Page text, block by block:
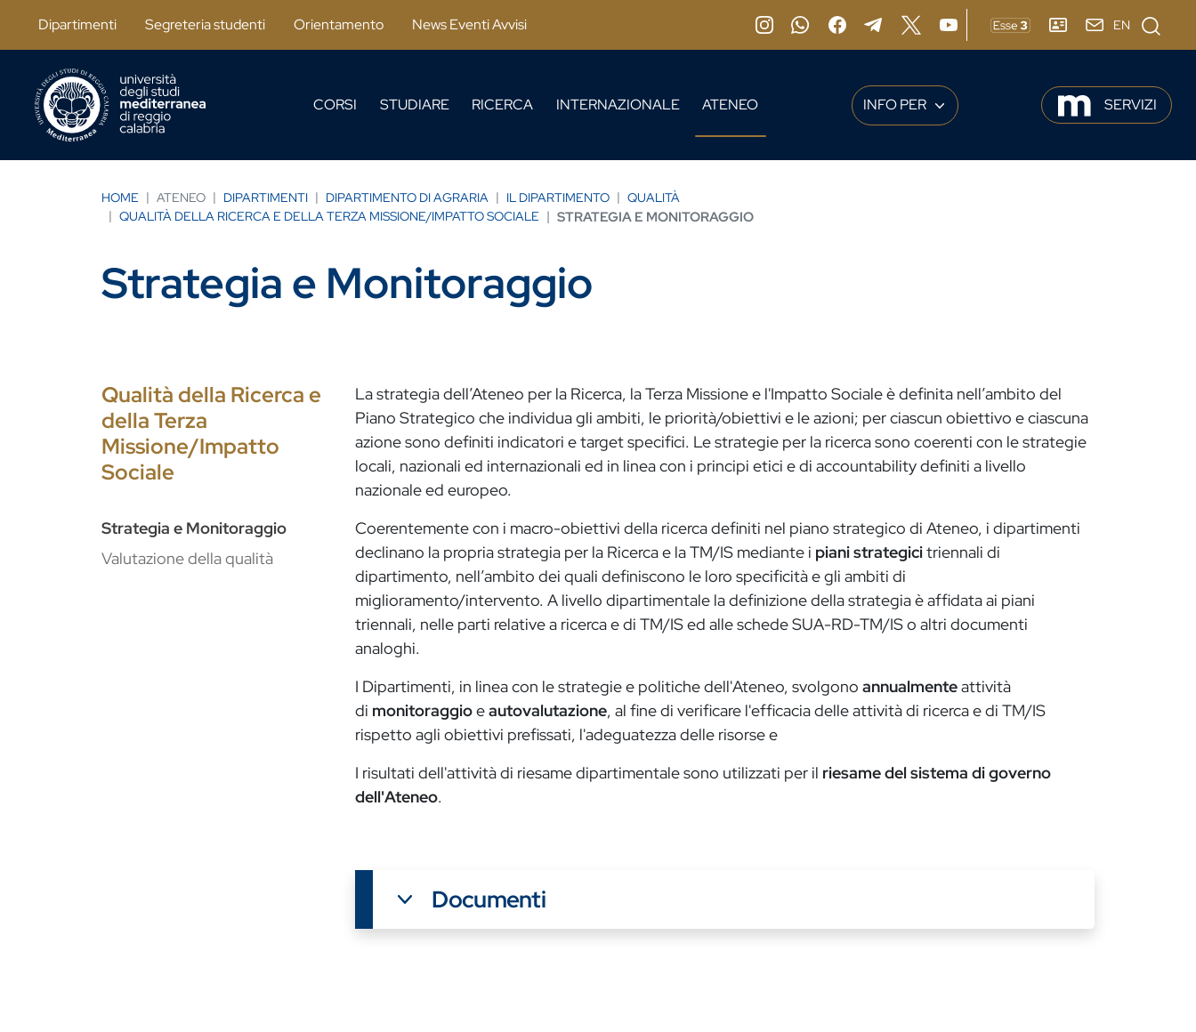
Dipartimenti Segreteria studenti Orientamento News Eventi Avvisi
InstagramWhatsappFacebookTelegram
X YouTubeESSE3 RUBRICA
webmail
EN Cerca
CORSI STUDIARE RICERCA INTERNAZIONALE ATENEO INFO PER SERVIZI
HOME ATENEO DIPARTIMENTI DIPARTIMENTO DI AGRARIA IL DIPARTIMENTO
QUALITÀ
QUALITÀ DELLA RICERCA E DELLA TERZA MISSIONE/IMPATTO SOCIALE
STRATEGIA E MONITORAGGIO
Strategia e Monitoraggio
Qualità della Ricerca e
della Terza
Missione/Impatto
Sociale
Strategia e Monitoraggio
Valutazione della qualità
La strategia dell’Ateneo per la Ricerca, la Terza Missione e l'Impatto Sociale è definita nell’ambito del
Piano Strategico che individua gli ambiti, le priorità/obiettivi e le azioni; per ciascun obiettivo e ciascuna
azione sono definiti indicatori e target specifici. Le strategie per la ricerca sono coerenti con le strategie
locali, nazionali ed internazionali ed in linea con i principi etici e di accountability definiti a livello
nazionale ed europeo.
Coerentemente con i macro-obiettivi della ricerca definiti nel piano strategico di Ateneo, i dipartimenti
declinano la propria strategia per la Ricerca e la TM/IS mediante i piani strategicitriennali di
dipartimento, nell’ambito dei quali definiscono le loro specificità e gli ambiti di
miglioramento/intervento. A livello dipartimentale la definizione della strategia è affidata ai piani
triennali, nelle parti relative a ricerca e di TM/IS ed alle schede SUA-RD-TM/IS o altri documenti
analoghi.
I Dipartimenti, in linea con le strategie e politiche dell'Ateneo, svolgono annualmenteattività
di monitoraggioeautovalutazione, al fine di verificare l'efficacia delle attività di ricerca e di TM/IS
rispetto agli obiettivi prefissati, l'adeguatezza delle risorse e
I risultati dell'attività di riesame dipartimentale sono utilizzati per il riesame del sistema di governo
dell'Ateneo.
Documenti